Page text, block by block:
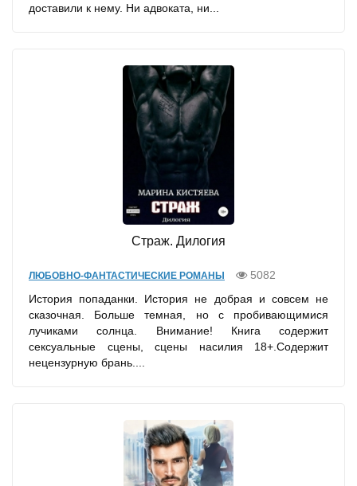
доставили к нему. Ни адвоката, ни...
Страж. Дилогия
ЛЮБОВНО-ФАНТАСТИЧЕСКИЕ РОМАНЫ
5082
История попаданки. История не добрая и совсем не
сказочная. Больше темная, но с пробивающимися
лучиками солнца. Внимание! Книга содержит
сексуальные сцены, сцены насилия 18+.Содержит
нецензурную брань....